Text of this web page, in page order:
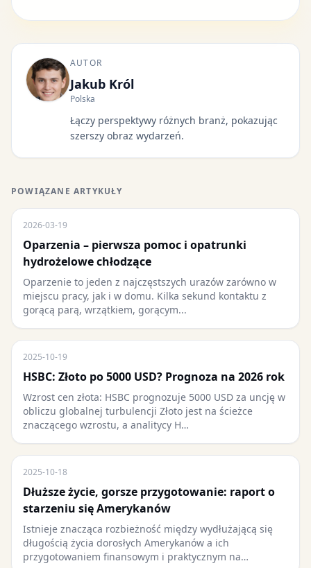
AUTOR
Jakub Król
Polska
Łączy perspektywy różnych branż, pokazując
szerszy obraz wydarzeń.
POWIĄZANE ARTYKUŁY
2026-03-19
Oparzenia – pierwsza pomoc i opatrunki
hydrożelowe chłodzące
Oparzenie to jeden z najczęstszych urazów zarówno w
miejscu pracy, jak i w domu. Kilka sekund kontaktu z
gorącą parą, wrzątkiem, gorącym...
2025-10-19
HSBC: Złoto po 5000 USD? Prognoza na 2026 rok
Wzrost cen złota: HSBC prognozuje 5000 USD za uncję w
obliczu globalnej turbulencji Złoto jest na ścieżce
znaczącego wzrostu, a analitycy H…
2025-10-18
Dłuższe życie, gorsze przygotowanie: raport o
starzeniu się Amerykanów
Istnieje znacząca rozbieżność między wydłużającą się
długością życia dorosłych Amerykanów a ich
przygotowaniem finansowym i praktycznym na…